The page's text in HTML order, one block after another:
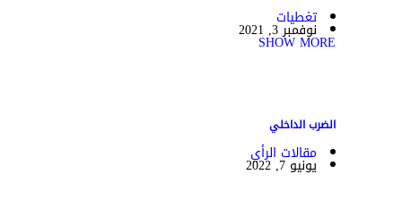
تغطيات
نوفمبر 3, 2021
SHOW MORE
الضرب الداخلي
مقالات الرأي
يونيو 7, 2022